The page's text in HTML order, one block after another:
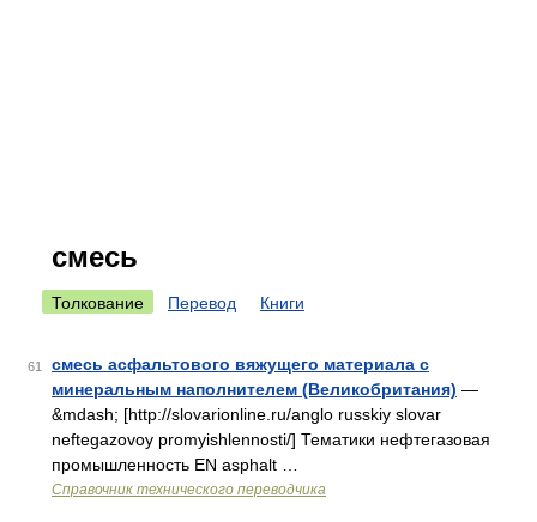
смесь
Толкование Перевод Книги
61
смесь асфальтового вяжущего материала с
минеральным наполнителем (Великобритания) —
&mdash; [http://slovarionline.ru/anglo russkiy slovar
neftegazovoy promyishlennosti/] Тематики нефтегазовая
промышленность EN asphalt …
Справочник технического переводчика